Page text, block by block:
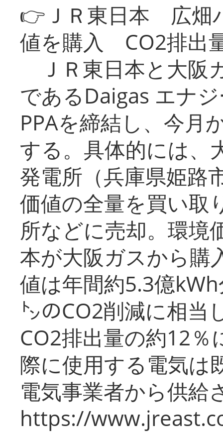
👉ＪＲ東日本 広畑
値を購入 CO2排出
ＪＲ東日本と大阪
であるDaigas エナ
PPAを締結し、今月
する。具体的には、
発電所（兵庫県姫路
価値の全量を買い取
所などに売却。環境
本が大阪ガスから購
値は年間約5.3億
㌧のCO2削減に相当
CO2排出量の約12％
際に使用する電気は
電気事業者から供給
https://